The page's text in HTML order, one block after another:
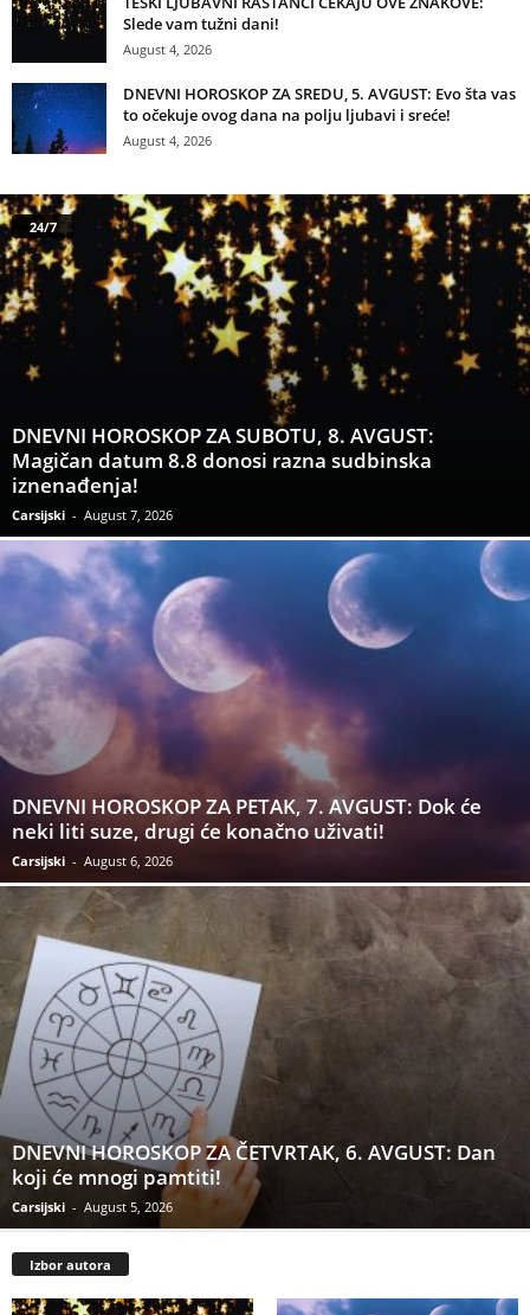
Slede vam tužni dani!
August 4, 2026
DNEVNI HOROSKOP ZA SREDU, 5. AVGUST: Evo šta vas
to očekuje ovog dana na polju ljubavi i sreće!
August 4, 2026
24/7
DNEVNI HOROSKOP ZA SUBOTU, 8. AVGUST:
Magičan datum 8.8 donosi razna sudbinska
iznenađenja!
Carsijski - August 7, 2026
DNEVNI HOROSKOP ZA PETAK, 7. AVGUST: Dok će
neki liti suze, drugi će konačno uživati!
Carsijski - August 6, 2026
DNEVNI HOROSKOP ZA ČETVRTAK, 6. AVGUST: Dan
koji će mnogi pamtiti!
Carsijski - August 5, 2026
Izbor autora